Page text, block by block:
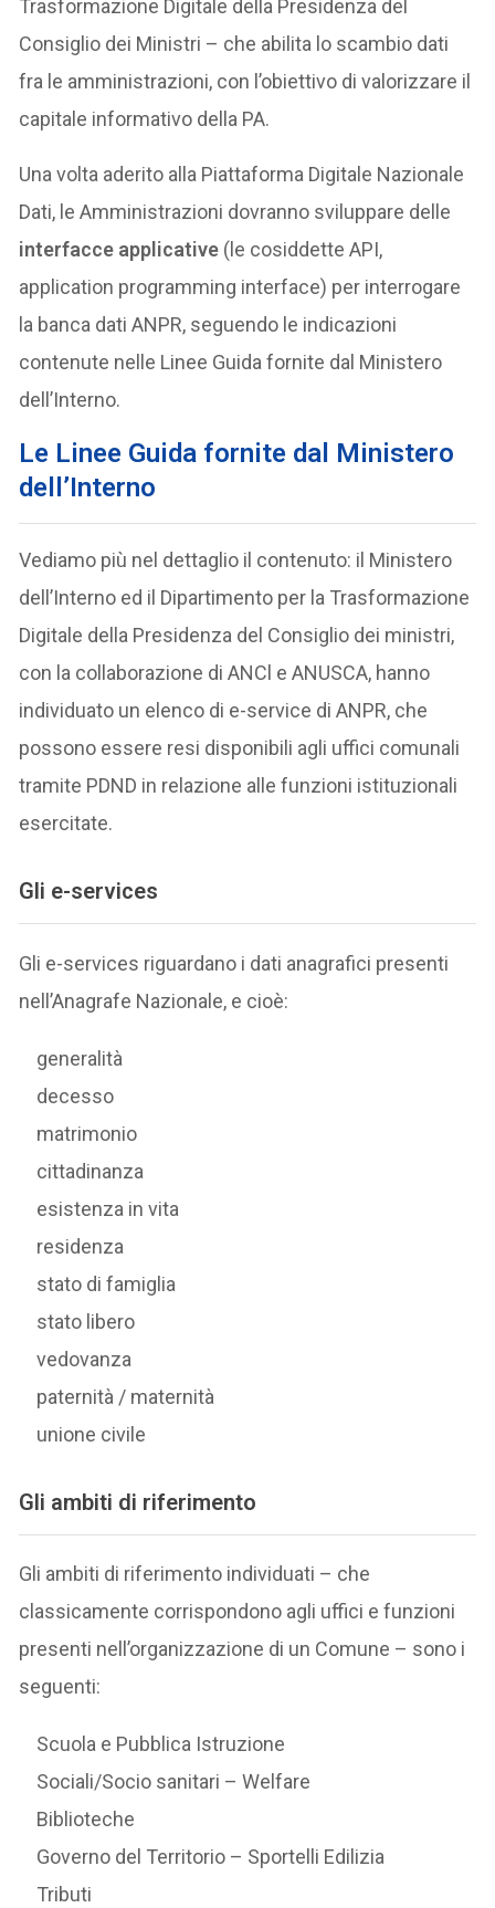
Trasformazione Digitale della Presidenza del
Consiglio dei Ministri – che abilita lo scambio dati
fra le amministrazioni, con l’obiettivo di valorizzare il
capitale informativo della PA.
Una volta aderito alla Piattaforma Digitale Nazionale
Dati, le Amministrazioni dovranno sviluppare delle
interfacce applicative (le cosiddette API,
application programming interface) per interrogare
la banca dati ANPR, seguendo le indicazioni
contenute nelle Linee Guida fornite dal Ministero
dell’Interno.
Le Linee Guida fornite dal Ministero
dell’Interno
Vediamo più nel dettaglio il contenuto: il Ministero
dell’Interno ed il Dipartimento per la Trasformazione
Digitale della Presidenza del Consiglio dei ministri,
con la collaborazione di ANCl e ANUSCA, hanno
individuato un elenco di e-service di ANPR, che
possono essere resi disponibili agli uffici comunali
tramite PDND in relazione alle funzioni istituzionali
esercitate.
Gli e-services
Gli e-services riguardano i dati anagrafici presenti
nell’Anagrafe Nazionale, e cioè:
generalità
decesso
matrimonio
cittadinanza
esistenza in vita
residenza
stato di famiglia
stato libero
vedovanza
paternità / maternità
unione civile
Gli ambiti di riferimento
Gli ambiti di riferimento individuati – che
classicamente corrispondono agli uffici e funzioni
presenti nell’organizzazione di un Comune – sono i
seguenti:
Scuola e Pubblica Istruzione
Sociali/Socio sanitari – Welfare
Biblioteche
Governo del Territorio – Sportelli Edilizia
Tributi